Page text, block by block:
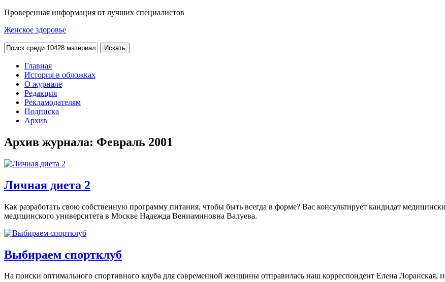
Проверенная информация от лучших специалистов
Женское здоровье
Главная
История в обложках
О журнале
Редакция
Рекламодателям
Подписка
Архив
Архив журнала: Февраль 2001
Личная диета 2
Как разработать свою собственную программу питания, чтобы быть всегда в форме? Вас консультирует кандидат
медицинского университета в Москве Надежда Вениаминовна Валуева.
Выбираем спортклуб
На поиски оптимального спортивного клуба для современной женщины отправилась наш корреспондент Елена Лоранская,